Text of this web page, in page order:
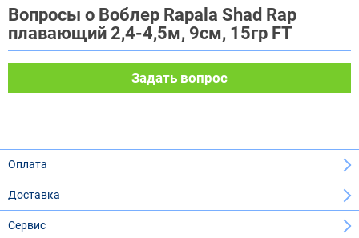
Вопросы о Воблер Rapala Shad Rap
плавающий 2,4-4,5м, 9см, 15гр FT
Задать вопрос
Оплата
Доставка
Сервис